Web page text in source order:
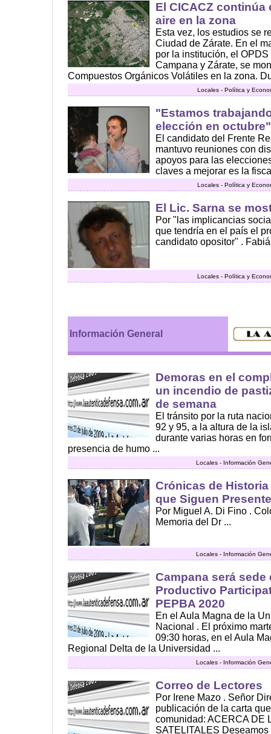
El CICACZ
aire en la zona
Esta vez, los estudios se
Ciudad de Zárate. En el
por la institución, el
Campana y Zárate, se
Compuestos Orgánicos Volátiles en la zona.
Locales - Política y
"Estamos
elección en
El candidato del Frente
mantuvo reuniones con
apoyos para las
claves a mejorar es la
Locales - Política y
El Lic. Sarna se
Por "las implicancias
que tendría en el país el
candidato opositor" .
Locales - Política y
Información General
Demoras en el
un incendio de
de semana
El tránsito por la ruta
92 y 95, a la altura de la
durante varias horas en
presencia de humo ...
Locales - Información
Crónicas de
que Siguen
Por Miguel A. Di Fino .
Memoria del Dr ...
Locales - Información
Campana será
Productivo
PEPBA 2020
En el Aula Magna de la
Nacional . El próximo
09:30 horas, en el Aula
Regional Delta de la Universidad ...
Locales - Información
Correo de Lectores
Por Irene Mazo . Señor
publicación de la carta
comunidad: ACERCA DE
SATELITALES